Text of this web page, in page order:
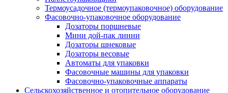
Термоусадочное (термоупаковочное) оборудование
Фасовочно-упаковочное оборудование
Дозаторы поршневые
Мини дой-пак линии
Дозаторы шнековые
Дозаторы весовые
Автоматы для упаковки
Фасовочные машины для упаковки
Фасовочно-упаковочные аппараты
Сельскохозяйственное и отопительное оборудование